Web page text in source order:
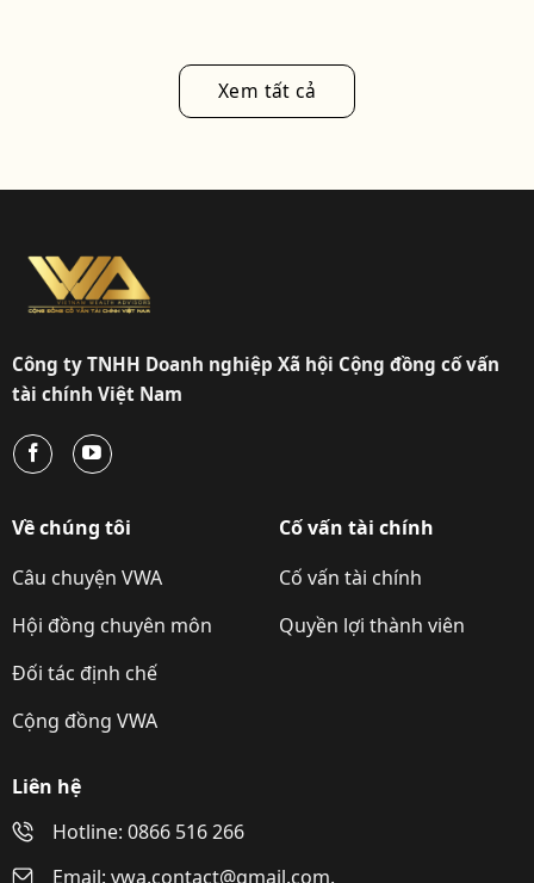
Xem tất cả
Công ty TNHH Doanh nghiệp Xã hội Cộng đồng cố vấn
tài chính Việt Nam
Về chúng tôi
Câu chuyện VWA
Hội đồng chuyên môn
Đối tác định chế
Cộng đồng VWA
Cố vấn tài chính
Cố vấn tài chính
Quyền lợi thành viên
Liên hệ
Hotline: 0866 516 266
Email: vwa.contact@gmail.com.